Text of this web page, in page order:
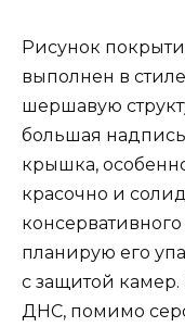
Рисунок
выполнен в
шершавую
большая
крышка,
красочно и
планирую его
с защитой камер.
ДНС, помимо